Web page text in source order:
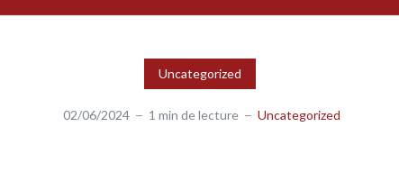
Uncategorized
02/06/2024 1 min de lecture Uncategorized